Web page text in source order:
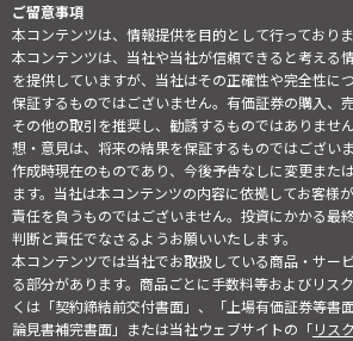
ご留意事項
本コンテンツは、情報提供を目的として行っておりま
本コンテンツは、当社や当社が信頼できると考える
を提供していますが、当社はその正確性や完全性に
保証するものではございません。有価証券の購入、
その他の取引を推奨し、勧誘するものではありませ
想・意見は、将来の結果を保証するものではござい
作成時現在のものであり、今後予告なしに変更また
ます。当社は本コンテンツの内容に依拠してお客様
責任を負うものではございません。投資にかかる最
判断と責任でなさるようお願いいたします。
本コンテンツでは当社でお取扱している商品・サー
る部分があります。商品ごとに手数料等およびリス
くは「契約締結前交付書面」、「上場有価証券等書
論見書補完書面」または当社ウェブサイトの「リス